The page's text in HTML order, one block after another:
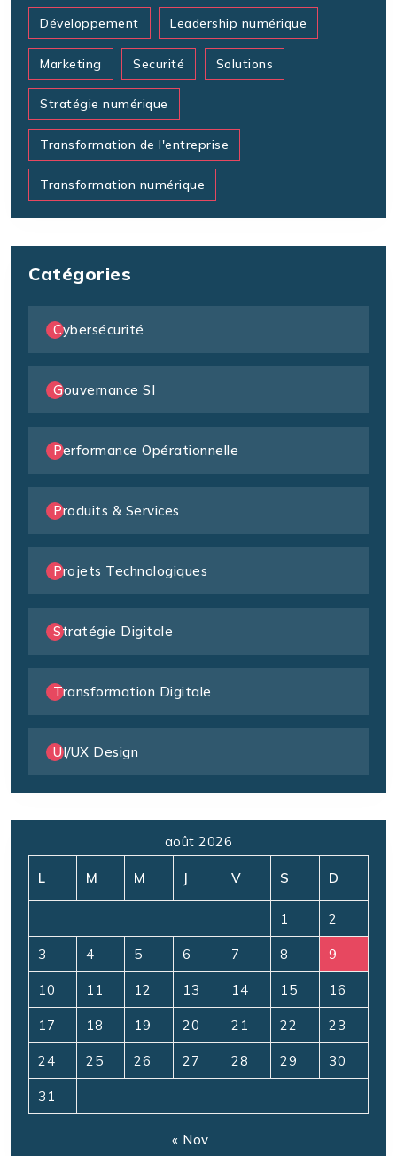
Développement Leadership numérique
Marketing Securité Solutions
Stratégie numérique
Transformation de l'entreprise
Transformation numérique
Catégories
Cybersécurité
Gouvernance SI
Performance Opérationnelle
Produits & Services
Projets Technologiques
Stratégie Digitale
Transformation Digitale
UI/UX Design
août 2026
L M M J V S D
1 2
3 4 5 6 7 8 9
10 11 12 13 14 15 16
17 18 19 20 21 22 23
24 25 26 27 28 29 30
31
« Nov